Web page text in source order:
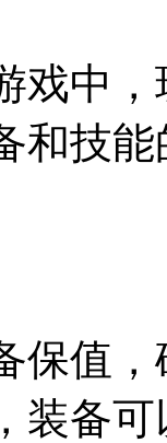
戏中
和技
保值
装备